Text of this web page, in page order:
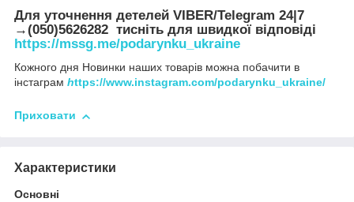
Для уточнення детелей VIBER/Telegram 24|7
→(050)5626282 тисніть для швидкої відповіді
https://mssg.me/podarynku_ukraine
Кожного дня Новинки наших товарів можна побачити в
інстаграм https://www.instagram.com/podarynku_ukraine/
Приховати
Характеристики
Основні